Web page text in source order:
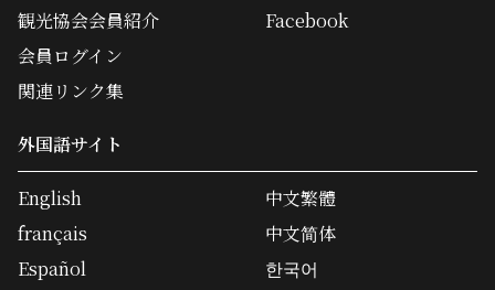
観光協会会員紹介
会員ログイン
関連リンク集
Facebook
外国語サイト
English
français
Español
中文繁體
中文简体
한국어